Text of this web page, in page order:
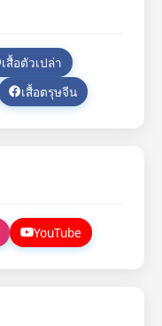
เสื้อตัวเปล่า
เสื้อตรุษจีน
YouTube